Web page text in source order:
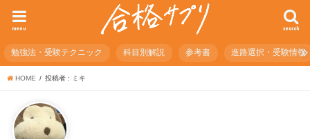
search
menu
勉強法・受験テクニック 科目別解説 参考書 進路選択・受験情報
HOME 投稿者 : ミキ